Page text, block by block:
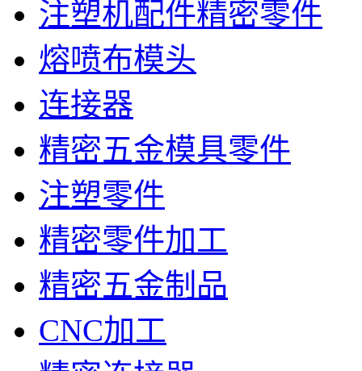
注塑机配件精密零件
熔喷布模头
连接器
精密五金模具零件
注塑零件
精密零件加工
精密五金制品
CNC加工